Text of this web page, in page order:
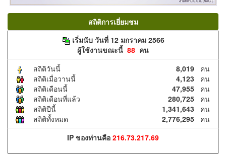
สถิติการเยี่ยมชม
เริ่มนับ วันที่ 12 มกราคม 2566
ผู้ใช้งานขณะนี้ 88 คน
สถิติวันนี้
8,019 คน
สถิติเมื่อวานนี้
4,123 คน
สถิติเดือนนี้
47,955 คน
สถิติเดือนที่แล้ว
280,725 คน
สถิติปีนี้
1,341,643 คน
สถิติทั้งหมด
2,776,295 คน
IP ของท่านคือ 216.73.217.69